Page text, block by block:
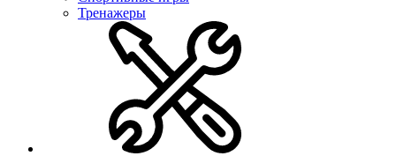
Тренажеры